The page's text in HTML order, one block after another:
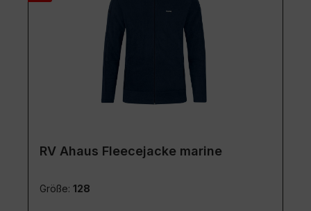
RV Ahaus Fleecejacke marine
Größe: 128